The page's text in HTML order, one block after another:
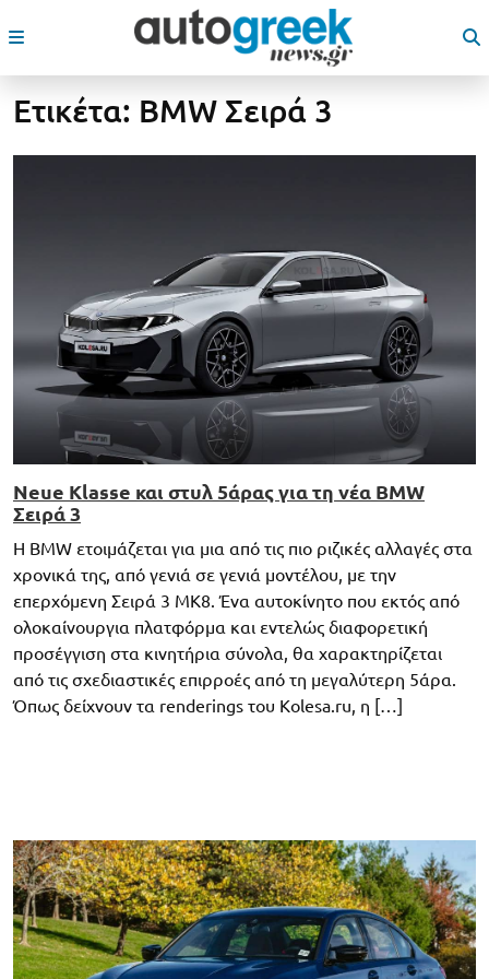
Ετικέτα: BMW Σειρά 3
Neue Klasse και στυλ 5άρας για τη νέα BMW
Σειρά 3
Η BMW ετοιμάζεται για μια από τις πιο ριζικές αλλαγές στα
χρονικά της, από γενιά σε γενιά μοντέλου, με την
επερχόμενη Σειρά 3 MK8. Ένα αυτοκίνητο που εκτός από
ολοκαίνουργια πλατφόρμα και εντελώς διαφορετική
προσέγγιση στα κινητήρια σύνολα, θα χαρακτηρίζεται
από τις σχεδιαστικές επιρροές από τη μεγαλύτερη 5άρα.
Όπως δείχνουν τα renderings του Kolesa.ru, η […]